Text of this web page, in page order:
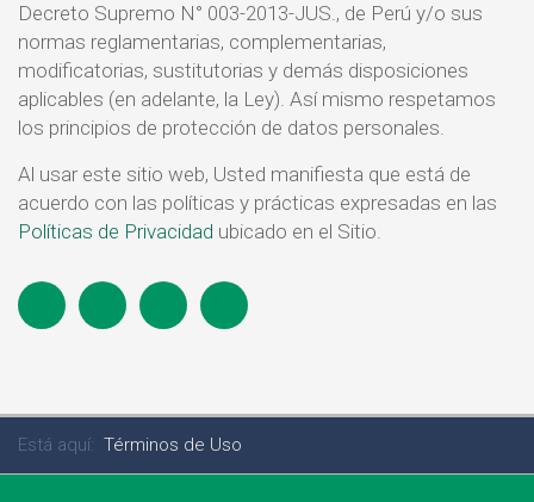
Decreto Supremo N° 003-2013-JUS., de Perú y/o sus
normas reglamentarias, complementarias,
modificatorias, sustitutorias y demás disposiciones
aplicables (en adelante, la Ley). Así mismo respetamos
los principios de protección de datos personales.
Al usar este sitio web, Usted manifiesta que está de
acuerdo con las políticas y prácticas expresadas en las
Políticas de Privacidad ubicado en el Sitio.
Está aquí: Términos de Uso